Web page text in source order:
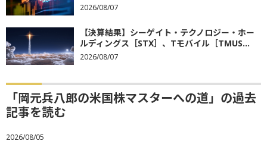
2026/08/07
【決算結果】シーゲイト・テクノロジー・ホー
ルディングス［STX］、Tモバイル［TMUS...
2026/08/07
「岡元兵八郎の米国株マスターへの道」の過去
記事を読む
2026/08/05